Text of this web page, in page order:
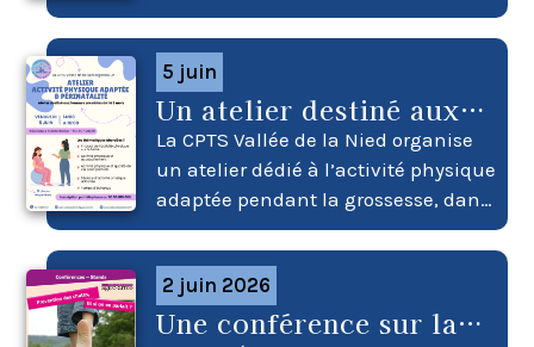
! », par la troupe La salamandre
bleue L’objectif de cette pièce est
de sensibiliser les spectateurs à la
lutte contre l’isolement des
personnes âgées. Rendez-vous le
mardi 2 juin à 18h à la salle des
congrès, rue de la Piscine à Saint-
Avold. L’entrée est gratuite sur
inscription en cliquant ici ou au 06
81 04 95 63
5 juin
Un atelier destiné aux
futures mamans
La CPTS Vallée de la Nied organise
un atelier dédié à l’activité physique
adaptée pendant la grossesse, dans
le cadre du parcours « Futurs &
vendredi 5 juin de 14h à 16h à la
Résidence Sainte Barbe à
2 juin 2026
Une conférence sur la